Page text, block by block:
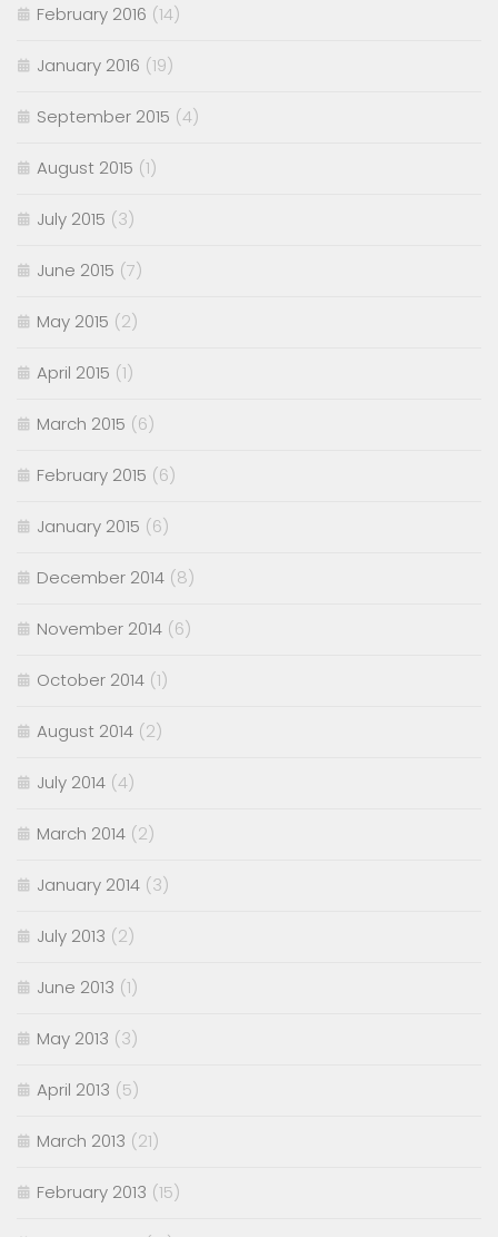
February 2016 (14)
January 2016 (19)
September 2015 (4)
August 2015 (1)
July 2015 (3)
June 2015 (7)
May 2015 (2)
April 2015 (1)
March 2015 (6)
February 2015 (6)
January 2015 (6)
December 2014 (8)
November 2014 (6)
October 2014 (1)
August 2014 (2)
July 2014 (4)
March 2014 (2)
January 2014 (3)
July 2013 (2)
June 2013 (1)
May 2013 (3)
April 2013 (5)
March 2013 (21)
February 2013 (15)